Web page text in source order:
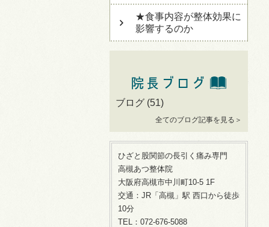
★食事内容が整体効果に
影響するのか
ブログ (51)
全てのブログ記事を見る＞
ひざと股関節の長引く痛み専門
高槻あつ整体院
大阪府高槻市中川町10-5 1F
交通：JR「高槻」駅 西口から徒歩
10分
TEL：072-676-5088